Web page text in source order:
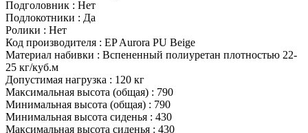
Подголовник : Нет
Подлокотники : Да
Ролики : Нет
Код производителя : EP Aurora PU Beige
Материал набивки : Вспененный полиуретан плотностью 22-
25 кг/куб.м
Допустимая нагрузка : 120 кг
Максимальная высота (общая) : 790
Минимальная высота (общая) : 790
Минимальная высота сиденья : 430
Максимальная высота сиденья : 430